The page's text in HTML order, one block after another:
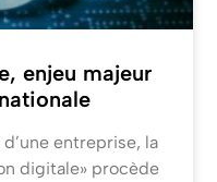
enjeu majeur
entreprise, la
digitale» procède